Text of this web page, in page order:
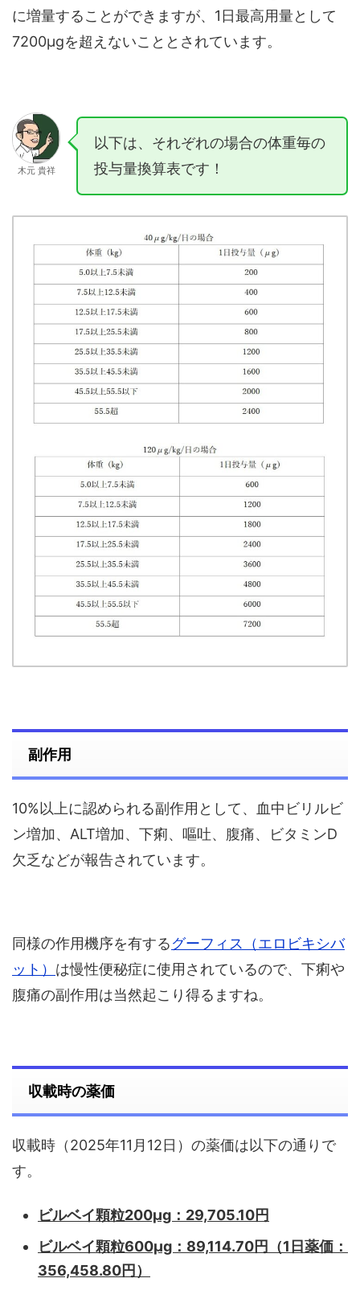
に増量することができますが、1日最高用量として
7200μgを超えないこととされています。
木元 貴祥
以下は、それぞれの場合の体重毎の
投与量換算表です！
副作用
10%以上に認められる副作用として、血中ビリルビ
ン増加、ALT増加、下痢、嘔吐、腹痛、ビタミンD
欠乏などが報告されています。
同様の作用機序を有するグーフィス（エロビキシバ
ット） は慢性便秘症に使用されているので、下痢や
腹痛の副作用は当然起こり得るますね。
収載時の薬価
収載時（2025年11月12日）の薬価は以下の通りで
す。
ビルベイ顆粒200µg：29,705.10円
ビルベイ顆粒600µg：89,114.70円（1日薬価：
356,458.80円）